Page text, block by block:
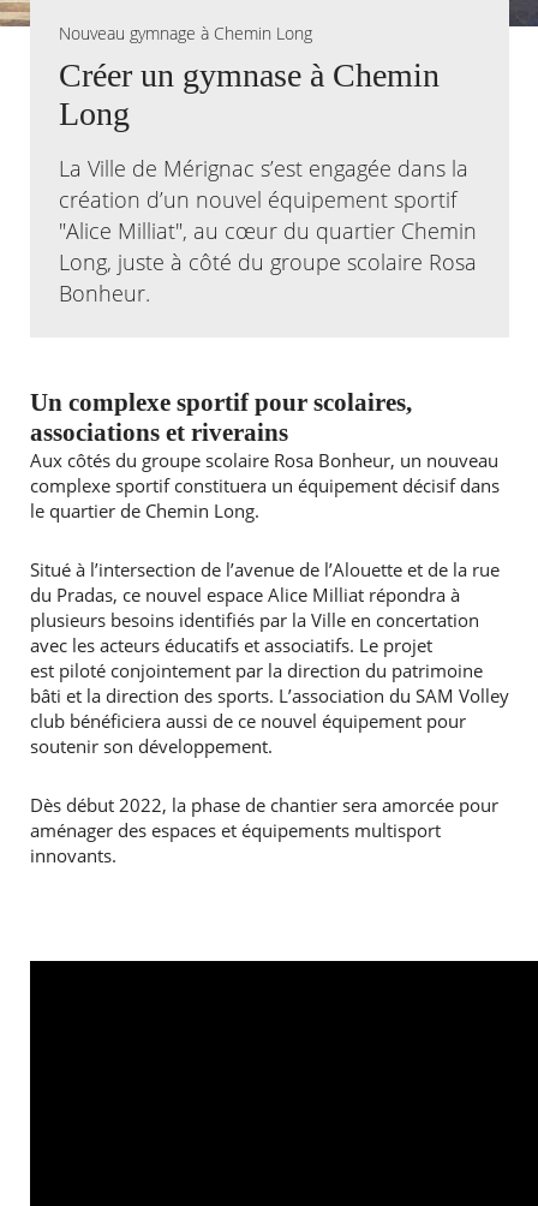
Actualités
Kiosque
Facebook
X Instagram
YoutubeLinkedin
Nouveau gymnage à Chemin Long
Créer un gymnase à Chemin
Long
La Ville de Mérignac s’est engagée dans la
création d’un nouvel équipement sportif
"Alice Milliat", au cœur du quartier Chemin
Long, juste à côté du groupe scolaire Rosa
Bonheur.
Un complexe sportif pour scolaires,
associations et riverains
Aux côtés du groupe scolaire Rosa Bonheur, un nouveau
complexe sportif constituera un équipement décisif dans
le quartier de Chemin Long.
Situé à l’intersection de l’avenue de l’Alouette et de la rue
du Pradas, ce nouvel espace Alice Milliat répondra à
plusieurs besoins identifiés par la Ville en concertation
avec les acteurs éducatifs et associatifs. Le projet
est piloté conjointement par la direction du patrimoine
bâti et la direction des sports. L’association du SAM Volley
club bénéficiera aussi de ce nouvel équipement pour
soutenir son développement.
Dès début 2022, la phase de chantier sera amorcée pour
aménager des espaces et équipements multisport
innovants.